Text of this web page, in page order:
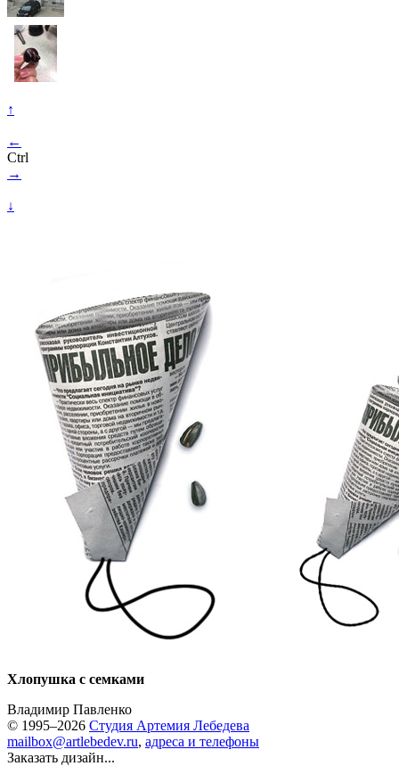
↑
←
Ctrl
→
↓
Хлопушка с семками
Владимир Павленко
© 1995–2026 Студия Артемия Лебедева
mailbox@artlebedev.ru, адреса и телефоны
Заказать дизайн...